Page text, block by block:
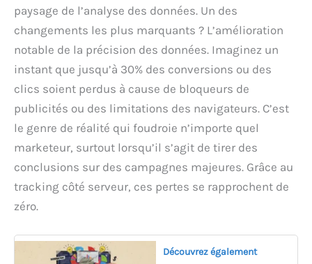
paysage de l’analyse des données. Un des
changements les plus marquants ? L’amélioration
notable de la précision des données. Imaginez un
instant que jusqu’à 30% des conversions ou des
clics soient perdus à cause de bloqueurs de
publicités ou des limitations des navigateurs. C’est
le genre de réalité qui foudroie n’importe quel
marketeur, surtout lorsqu’il s’agit de tirer des
conclusions sur des campagnes majeures. Grâce au
tracking côté serveur, ces pertes se rapprochent de
zéro.
Découvrez également